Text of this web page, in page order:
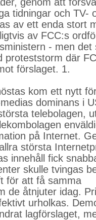
tidningar och TV-
av ett enda stort
av FCC:s
- men det
proteststorm där
förslaget. 1.
kom ett nytt
dominans i
telebolagen,
på Internet.
största
innehåll fick
skulle tvingas
för att få samma
de åtnjuter idag.
urholkas.
lagförslaget,